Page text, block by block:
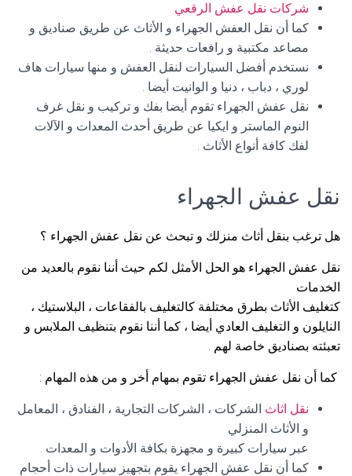
شركات نقل عفش الرقعي
كما أن نقل العفش الجهراء و الأثاث عن طريق صناديق و
مصاعد مكتبية و رافعات حديثة .
نستخدم أفضل السيارات لنقل العفش و منها سيارات هاف
لوري ، دباب ، دنيا و الوانيت أيضا .
نقل عفش الجهراء تقوم أيضا بفك و تركيب و نقل غرف
النوم الماستر و ايكيا عن طريق أحدث المعدات و الآلات
لفك كافة أنواع الأثاث .
نقل عفش الجهراء
هل ترغب بنقل أثاث منزلك و تبحث عن نقل عفش الجهراء ؟
نقل عفش الجهراء هو الحل الأمثل لكم حيث أننا نقوم بالعديد من
الخدمات
كتغليف الأثاث بطرق مختلفة كالتغليف بالفقاعات ، البلاستيك ،
النايلون و التغليف العادي أيضا ، كما أننا نقوم بتنظيف الملابس و
تعبئته بصناديق خاصة لهم .
كما أن نقل عفش الجهراء تقوم بمهام أخر و من هذه المهام :
نقل اثاث الشركات ، الشركات التجارية ، الفنادق ، المعامل
و الأثاث المنزلي
عبر سيارات كبيرة و مجهزة بكافة الأدوات و المعدات .
كما أن نقل عفش الجهراء يقوم بتجهيز سيارات ذات أحجام